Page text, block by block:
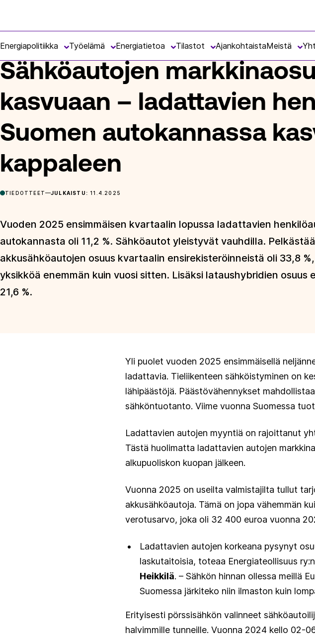
Energiapolitiikka Työelämä Energiatietoa Tilastot AjankohtaistaMeistä
Sähköautojen
kasvuaan – ladattavien
Suomen autokannassa
kappaleen
TIEDOTTEET JULKAISTU: 11.4.2025
Vuoden 2025 ensimmäisen kvartaalin lopussa ladattavien
autokannasta oli 11,2 %. Sähköautot yleistyvät vauhdilla.
akkusähköautojen osuus kvartaalin ensirekisteröinneistä oli 33,8
yksikköä enemmän kuin vuosi sitten. Lisäksi lataushybridien osuus
21,6 %.
Yli puolet vuoden 2025 ensimmäisellä
ladattavia. Tieliikenteen sähköistyminen on
lähipäästöjä. Päästövähennykset
sähköntuotanto. Viime vuonna Suomessa
Ladattavien autojen myyntiä on rajoittanut
Tästä huolimatta ladattavien autojen
alkupuoliskon kuopan jälkeen.
Vuonna 2025 on useilta valmistajilta tullut
akkusähköautoja. Tämä on jopa vähemmän
verotusarvo, joka oli 32 400 euroa vuonna
Ladattavien autojen korkeana pysynyt
laskutaitoisia, toteaa Energiateollisuus
Heikkilä. – Sähkön hinnan ollessa meillä
Suomessa järkiteko niin ilmaston kuin
Erityisesti pörssisähkön valinneet
halvimmille tunneille. Vuonna 2024 kello 02-